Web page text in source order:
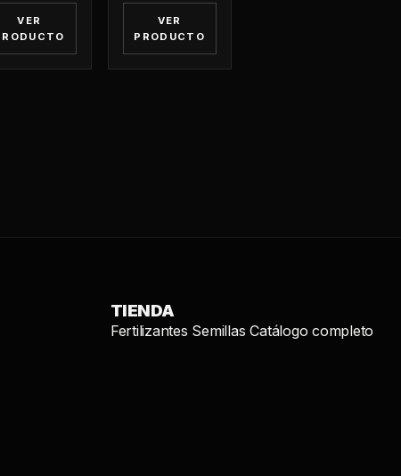
VER
VER
PRODUCTO
TIENDA
Fertilizantes Semillas Catálogo completo